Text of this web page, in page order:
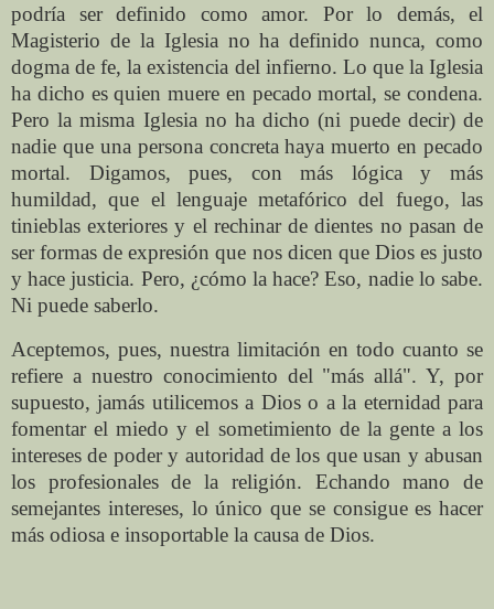
podría ser definido como amor. Por lo demás, el
Magisterio de la Iglesia no ha definido nunca, como
dogma de fe, la existencia del infierno. Lo que la Iglesia
ha dicho es quien muere en pecado mortal, se condena.
Pero la misma Iglesia no ha dicho (ni puede decir) de
nadie que una persona concreta haya muerto en pecado
mortal. Digamos, pues, con más lógica y más
humildad, que el lenguaje metafórico del fuego, las
tinieblas exteriores y el rechinar de dientes no pasan de
ser formas de expresión que nos dicen que Dios es justo
y hace justicia. Pero, ¿cómo la hace? Eso, nadie lo sabe.
Ni puede saberlo.
Aceptemos, pues, nuestra limitación en todo cuanto se
refiere a nuestro conocimiento del "más allá". Y, por
supuesto, jamás utilicemos a Dios o a la eternidad para
fomentar el miedo y el sometimiento de la gente a los
intereses de poder y autoridad de los que usan y abusan
los profesionales de la religión. Echando mano de
semejantes intereses, lo único que se consigue es hacer
más odiosa e insoportable la causa de Dios.